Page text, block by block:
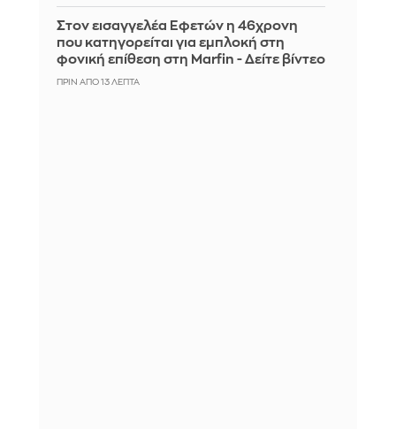
Στον εισαγγελέα Εφετών η 46χρονη
που κατηγορείται για εμπλοκή στη
φονική επίθεση στη Marfin - Δείτε βίντεο
ΠΡΙΝ ΑΠΌ 13 ΛΕΠΤΆ